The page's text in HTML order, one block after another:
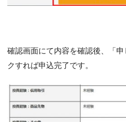
確認画面にて内容を確認後、「
クすれば申込完了です。